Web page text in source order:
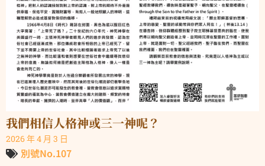
我們相信人格神或三一神呢？
2026 年 4 月 3 日
別號No.107